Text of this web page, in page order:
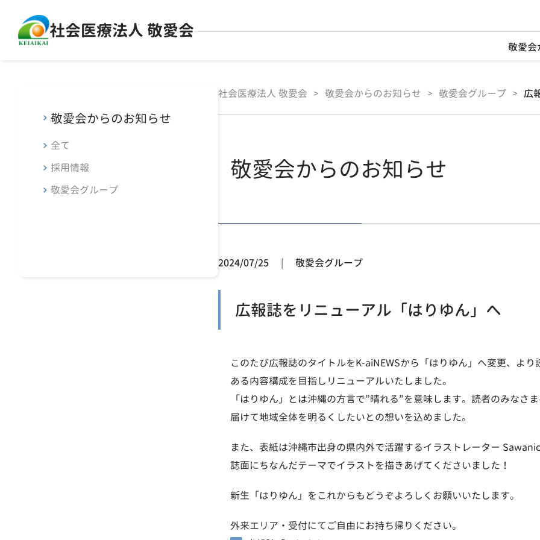
社会医療法人 敬愛会
敬愛会
社会医療法人 敬愛会 > 敬愛会からのお知らせ > 敬愛会グループ > 広
敬愛会からのお知らせ
2024/07/25 敬愛会グループ
広報誌をリニューアル「はりゆん」へ
このたび広報誌のタイトルをK-aiNEWSから「はりゆん」へ変更、より
ある内容構成を目指しリニューアルいたしました。
「はりゆん」とは沖縄の方言で”晴れる”を意味します。読者のみなさ
届けて地域全体を明るくしたいとの想いを込めました。
また、表紙は沖縄市出身の県内外で活躍するイラストレーター
誌面にちなんだテーマでイラストを描きあげてくださいました！
新生「はりゆん」をこれからもどうぞよろしくお願いいたします。
外来エリア・受付にてご自由にお持ち帰りください。
敬愛会からのお知らせ
全て
採用情報
敬愛会グループ